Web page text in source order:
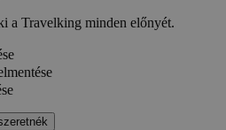
a Travelking minden előnyét.